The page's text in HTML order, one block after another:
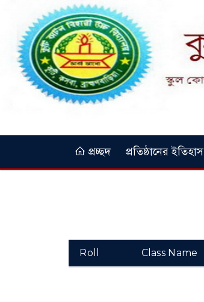
প্রচ্ছদ প্রতিষ্ঠানের ইতিহাস
Roll Class Name